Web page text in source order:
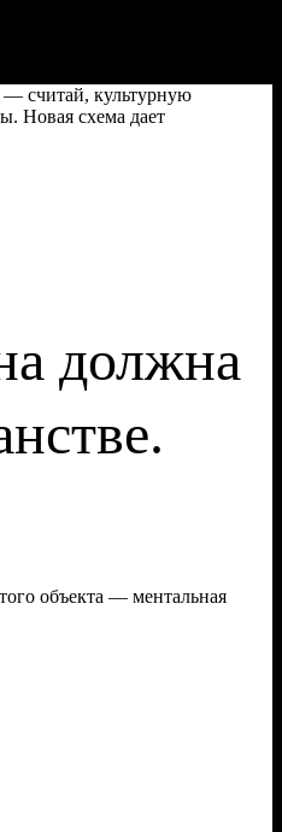
считай, культурную
Новая схема дает
должна
объекта — ментальная